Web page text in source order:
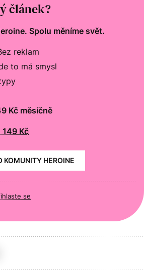
článek?
Spolu měníme svět.
reklam
to má smysl
Kč měsíčně
149 Kč
KOMUNITY HEROINE
se